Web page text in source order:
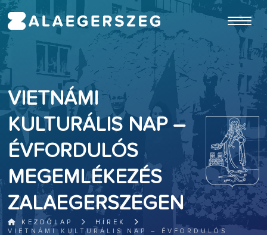
ugrás a fő tartalomhoz
VIETNÁMI
KULTURÁLIS NAP –
ÉVFORDULÓS
MEGEMLÉKEZÉS
ZALAEGERSZEGEN
KEZDŐLAP
HÍREK
VIETNÁMI KULTURÁLIS NAP – ÉVFORDULÓS